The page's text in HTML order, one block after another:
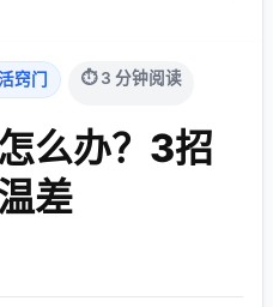
窍门 ⏱ 3 分钟阅读
么办？3招
差